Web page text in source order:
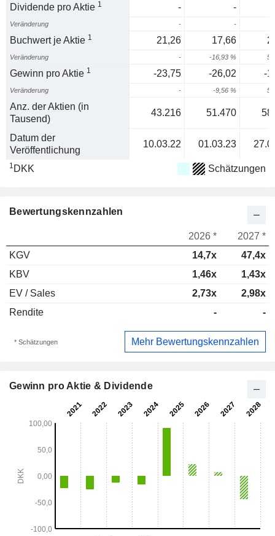
Dividende pro Aktie 1 - -
Veränderung - -
Buchwert je Aktie 1 21,26 17,66
Veränderung - -16,93 %
Gewinn pro Aktie 1 -23,75 -26,02 -
Veränderung - -9,56 %
Anz. der Aktien (in
Tausend)
43.216 51.470
Datum der
Veröffentlichung
10.03.22 01.03.23
1 DKK Schätzungen
Bewertungskennzahlen
2026 *
2027 *
KGV
14,7x
47,4x
KBV
1,46x
1,43x
EV / Sales
2,73x
2,98x
Rendite
- -
* Schätzungen Mehr Bewertungskennzahlen
Gewinn pro Aktie & Dividende